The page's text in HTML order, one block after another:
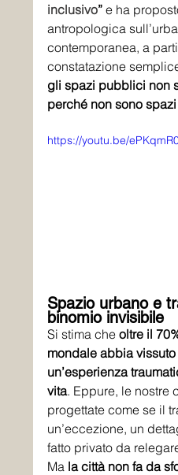
inclusivo” e ha
antropologica
contemporanea, a
constatazione
gli spazi pubblici non
perché non sono
https://youtu.be/
Spazio urbano e
binomio invisibile
Si stima che oltre il
mondale abbia
un’esperienza
vita. Eppure, le nostre
progettate come se il
un’eccezione, un
fatto privato da
Ma la città non fa da